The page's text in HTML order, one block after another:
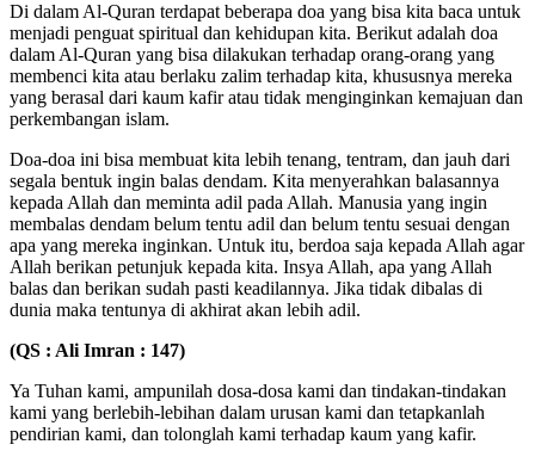
Di dalam Al-Quran terdapat beberapa doa yang bisa kita baca untuk
menjadi penguat spiritual dan kehidupan kita. Berikut adalah doa
dalam Al-Quran yang bisa dilakukan terhadap orang-orang yang
membenci kita atau berlaku zalim terhadap kita, khususnya mereka
yang berasal dari kaum kafir atau tidak menginginkan kemajuan dan
perkembangan islam.
Doa-doa ini bisa membuat kita lebih tenang, tentram, dan jauh dari
segala bentuk ingin balas dendam. Kita menyerahkan balasannya
kepada Allah dan meminta adil pada Allah. Manusia yang ingin
membalas dendam belum tentu adil dan belum tentu sesuai dengan
apa yang mereka inginkan. Untuk itu, berdoa saja kepada Allah agar
Allah berikan petunjuk kepada kita. Insya Allah, apa yang Allah
balas dan berikan sudah pasti keadilannya. Jika tidak dibalas di
dunia maka tentunya di akhirat akan lebih adil.
(QS : Ali Imran : 147)
Ya Tuhan kami, ampunilah dosa-dosa kami dan tindakan-tindakan
kami yang berlebih-lebihan dalam urusan kami dan tetapkanlah
pendirian kami, dan tolonglah kami terhadap kaum yang kafir.